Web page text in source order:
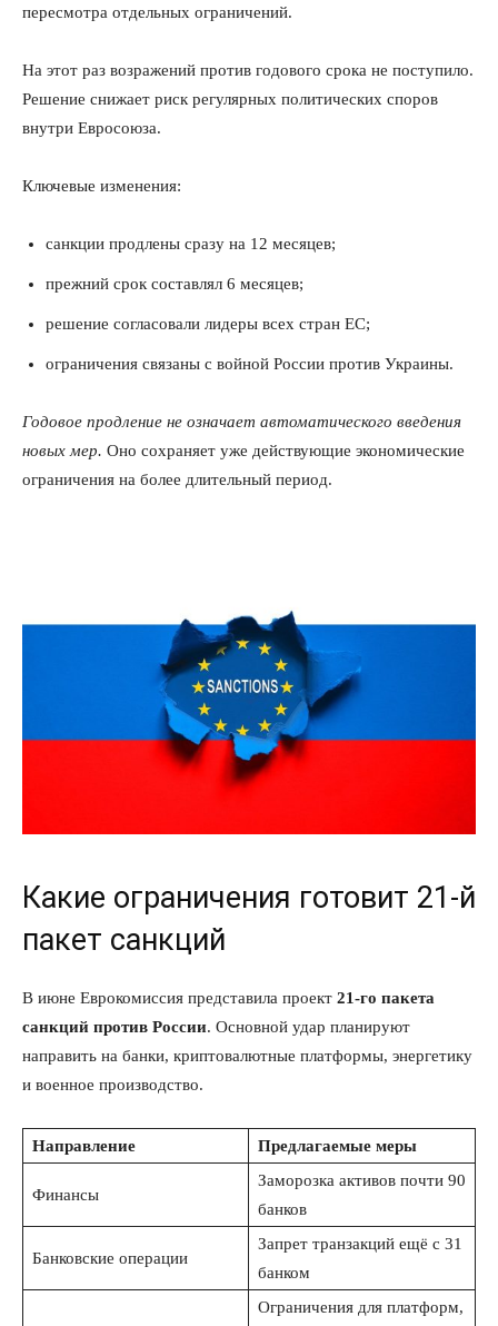
пересмотра отдельных ограничений.
На этот раз возражений против годового срока не поступило.
Решение снижает риск регулярных политических споров
внутри Евросоюза.
Ключевые изменения:
санкции продлены сразу на 12 месяцев;
прежний срок составлял 6 месяцев;
решение согласовали лидеры всех стран ЕС;
ограничения связаны с войной России против Украины.
Годовое продление не означает автоматического введения
новых мер. Оно сохраняет уже действующие экономические
ограничения на более длительный период.
Какие ограничения готовит 21-й
пакет санкций
В июне Еврокомиссия представила проект 21-го пакета
санкций против России. Основной удар планируют
направить на банки, криптовалютные платформы, энергетику
и военное производство.
Направление Предлагаемые меры
Финансы
Заморозка активов почти 90
банков
Банковские операции
Запрет транзакций ещё с 31
банком
Ограничения для платформ,